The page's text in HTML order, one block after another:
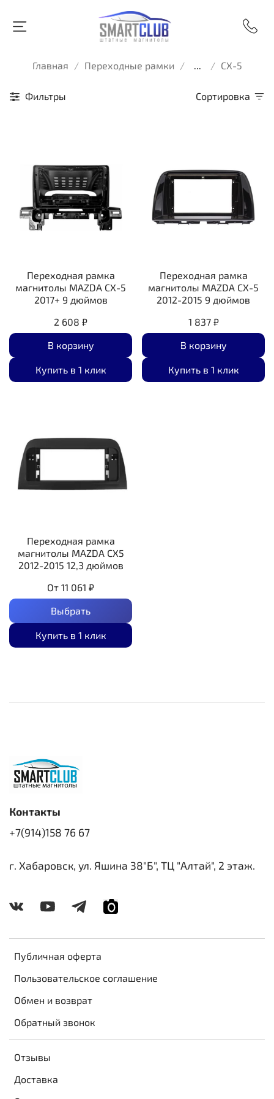
Главная Переходные рамки ... CX-5
Фильтры Сортировка
Переходная рамка
магнитолы MAZDA CX-5
2017+ 9 дюймов
2 608 ₽
В корзину
Купить в 1 клик
Переходная рамка
магнитолы MAZDA CX-5
2012-2015 9 дюймов
1 837 ₽
В корзину
Купить в 1 клик
Переходная рамка
магнитолы MAZDA CX5
2012-2015 12,3 дюймов
От 11 061 ₽
Выбрать
Купить в 1 клик
Публичная оферта
Пользовательское соглашение
Обмен и возврат
Обратный звонок
Отзывы
Доставка
Контакты
+7(914)158 76 67
г. Хабаровск, ул. Яшина 38"Б", ТЦ "Алтай", 2 этаж.